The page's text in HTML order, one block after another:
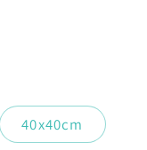
40x40cm